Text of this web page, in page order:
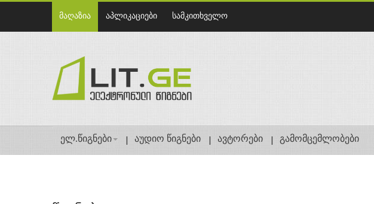
მაღაზია აპლიკაციები სამკითხველო
ელ.წიგნები აუდიო წიგნები ავტორები გამომცემლობები